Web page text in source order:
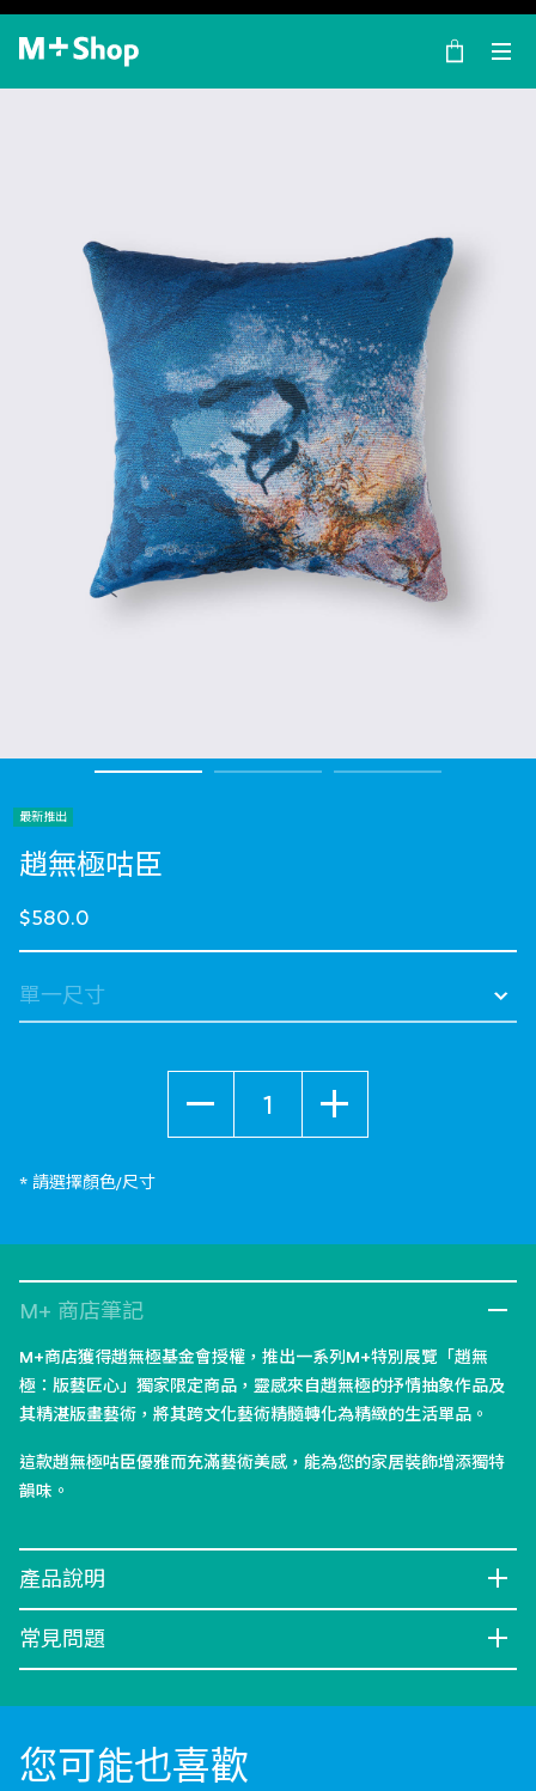
×
M+ Shop
最新推出
趙無極咕臣
$580.0
* 請選擇顏色/尺寸
M+ 商店筆記
M+商店獲得趙無極基金會授權，推出一系列M+特別展覽「趙無
極：版藝匠心」獨家限定商品，靈感來自趙無極的抒情抽象作品及
其精湛版畫藝術，將其跨文化藝術精髓轉化為精緻的生活單品。
這款趙無極咕臣優雅而充滿藝術美感，能為您的家居裝飾增添獨特
韻味。
產品說明
常見問題
您可能也喜歡